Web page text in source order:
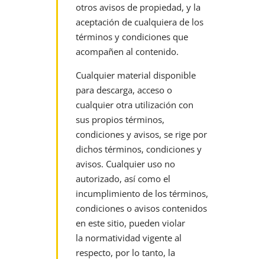
otros avisos de propiedad, y la
aceptación de cualquiera de los
términos y condiciones que
acompañen al contenido.
Cualquier material disponible
para descarga, acceso o
cualquier otra utilización con
sus propios términos,
condiciones y avisos, se rige por
dichos términos, condiciones y
avisos. Cualquier uso no
autorizado, así como el
incumplimiento de los términos,
condiciones o avisos contenidos
en este sitio, pueden violar
la normatividad vigente al
respecto, por lo tanto, la